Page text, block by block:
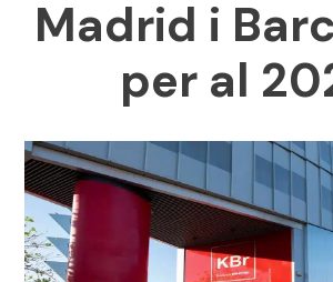
Madrid i
per al